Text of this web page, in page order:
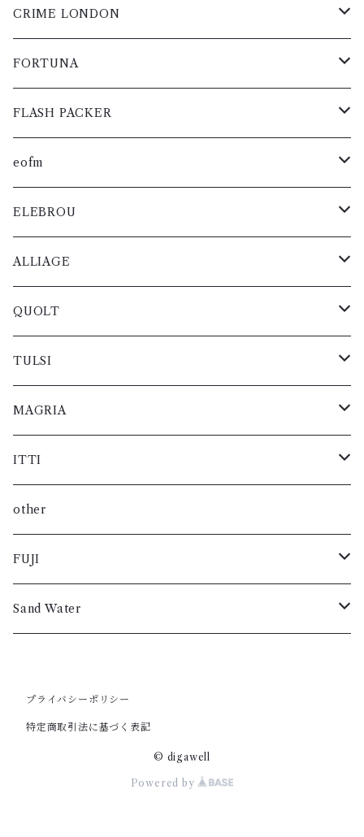
レディス
レディス
メンズ
レディス
短靴
レザー
レディス
スニーカー
ブーツ
ジャケット
メンズ
レザー
レザー
メンズ
レディス
レディス
メンズ
レディス
グッズ
スニーカー
ブーツ
ジャケット
メンズ
レディス
レザー
メンズ
レディス
レディス
メンズ
レディス
パンツ
メンズ
レディス
グッズ
スニーカー
ブーツ
ジャケット
メンズ
レディス
レザー
メンズ
レディス
レディス
メンズ
レディス
ニット
メンズ
レディス
パンツ
メンズ
レディス
グッズ
スニーカー
ブーツ
ジャケット
メンズ
レディス
レザー
メンズ
レディス
レディス
メンズ
レディス
バック
メンズ
レディス
ベルト
小物・雑貨
レディス
メンズ
レディス
シャツ
メンズ
レディス
ブルゾン
メンズ
レディス
ニット
メンズ
レディス
パンツ
メンズ
レディス
グッズ
スニーカー
ブーツ
ジャケット
メンズ
レディス
レザー
メンズ
レディス
メンズ
レディス
カットソー
メンズ
レディス
シャツ
メンズ
レディス
ブルゾン
メンズ
レディス
ニット
メンズ
レディス
パンツ
メンズ
レディス
グッズ
スニーカー
ブーツ
ジャケット
メンズ
レディス
レザー
メンズ
レディス
スニーカー
メンズ
レディス
ゴルフシューズ
メンズ
レディス
CRIME LONDON
スニーカー
メンズ
レディス
FORTUNA
コート
メンズ
レディス
カットソー
メンズ
レディス
シャツ
メンズ
レディス
ブルゾン
メンズ
レディス
ニット
メンズ
レディス
パンツ
メンズ
レディス
グッズ
メンズ
レディス
ジャケット
メンズ
レディス
レザー
メンズ
レディス
FLASH PACKER
コート
メンズ
レディス
カットソー
メンズ
レディス
シャツ
メンズ
レディス
ブルゾン
メンズ
レディス
ニット
メンズ
レディス
パンツ
メンズ
レディス
グッズ
スニーカー
ブーツ
ジャケット
メンズ
レディス
レザー
メンズ
eofm
コート
メンズ
レディス
カットソー
メンズ
レディス
シャツ
メンズ
レディス
ブルゾン
メンズ
レディス
ニット
メンズ
レディス
パンツ
メンズ
レディス
グッズ
スニーカー
ブーツ
バック
ジャケット
メンズ
レザー
レディス
ELEBROU
小物・雑貨
ALLIAGE
小物・雑貨
QUOLT
コート
メンズ
レディス
カットソー
メンズ
レディス
シャツ
メンズ
レディス
ブルゾン
メンズ
レディス
ニット
メンズ
パンツ
レディス
スニーカー
ジャケット
TULSI
小物・雑貨
MAGRIA
コート
メンズ
レディス
カットソー
メンズ
レディス
シャツ
メンズ
ブルゾン
レディス
メンズ
パンツ
ITTI
小物・雑貨
other
FUJI
コート
レディス
メンズ
シャツ
Sand Water
メンズ
シャツ
プライバシーポリシー
特定商取引法に基づく表記
© digawell
Powered by